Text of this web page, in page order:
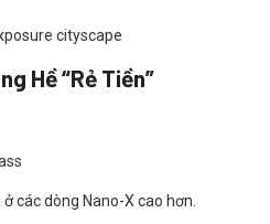
cityscape
Hề “Rẻ Tiền”
các dòng Nano-X cao hơn.